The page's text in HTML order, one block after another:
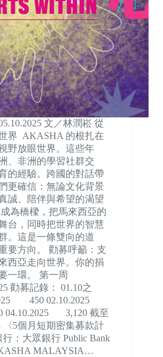
文／林潤崧 從
界 AKASHA 的根扎在
野放眼世界。這些年
、非洲的學習社群交
的經驗。跨國的對話帶
更確信：無論文化背景
誠、陪伴與希望的渴望
為橋樑，把馬來西亞的
台，同時把世界的智慧
。這是一條雙向的道
要方向。 勸募呼籲：支
西亞走向世界。你的捐
一環。 第一周
勸募記錄： 01.10之
450 02.10.2025
04.10.2025 3,120 截至
〈5個月短期密集募款計
：大眾銀行 Public Bank
MALAYSIA…